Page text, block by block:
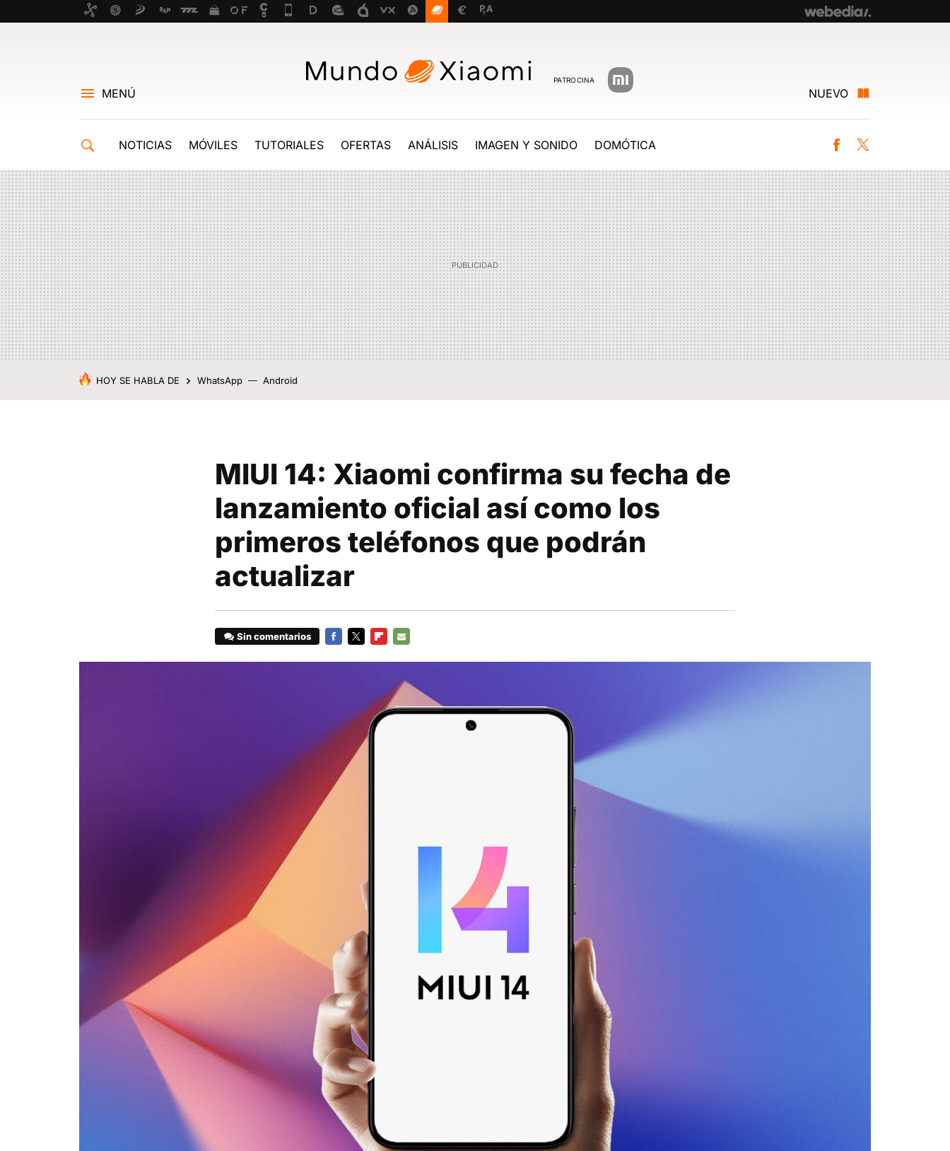
PATROCINA
MENÚ NUEVO
NOTICIAS MÓVILES TUTORIALES OFERTAS ANÁLISIS IMAGEN Y SONIDO DOMÓTICA Facebook
HOY SE HABLA DE WhatsApp Android
MIUI 14: Xiaomi confirma su fecha de
lanzamiento oficial así como los
primeros teléfonos que podrán
actualizar
Sin comentarios